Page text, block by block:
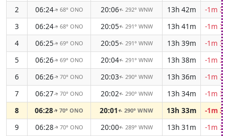
2
06:24↑ 68° ONO 20:06↑ 292° WNW 13h 42m
-1m
3
06:24↑ 68° ONO 20:05↑ 291° WNW 13h 41m
-1m
4
06:25↑ 69° ONO 20:05↑ 291° WNW 13h 39m
-1m
5
06:26↑ 69° ONO 20:04↑ 291° WNW 13h 38m
-1m
6
06:26↑ 70° ONO 20:03↑ 290° WNW 13h 36m
-1m
7
06:27↑ 70° ONO 20:02↑ 290° WNW 13h 34m
-1m
8
06:28↑70° ONO 20:01 ↑290° WNW 13h 33m
-1m
9
06:28↑ 70° ONO 20:00↑ 289° WNW 13h 31m
-1m